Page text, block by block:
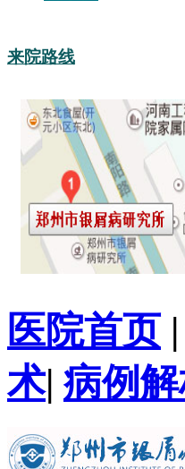
来院路线
医院首页|
术| 病例